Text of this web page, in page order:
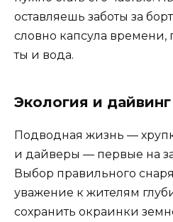
оставляешь заботы за
словно капсула времени,
ты и вода.
Экология и дайвинг
Подводная жизнь —
и дайверы — первые на
Выбор правильного
уважение к жителям
сохранить окраинки